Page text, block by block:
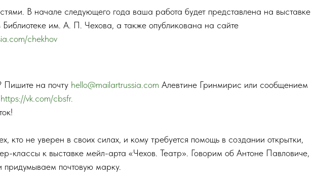
В начале следующего года ваша работа будет представлена на выставке
Библиотеке им. А. П. Чехова, а также опубликована на сайте
chekhov
Пишите на почту hello@mailartrussia.com Алевтине Гринмирис или сообщением
https://vk.com/cbsfr.
кто не уверен в своих силах, и кому требуется помощь в создании открытки,
классы к выставке мейл-арта «Чехов. Театр». Говорим об Антоне Павловиче,
придумываем почтовую марку.